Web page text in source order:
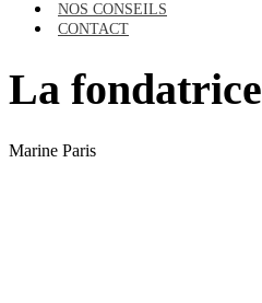
NOS CONSEILS
CONTACT
La fondatrice
Marine Paris